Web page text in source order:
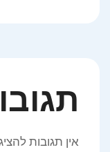
אין תגובות